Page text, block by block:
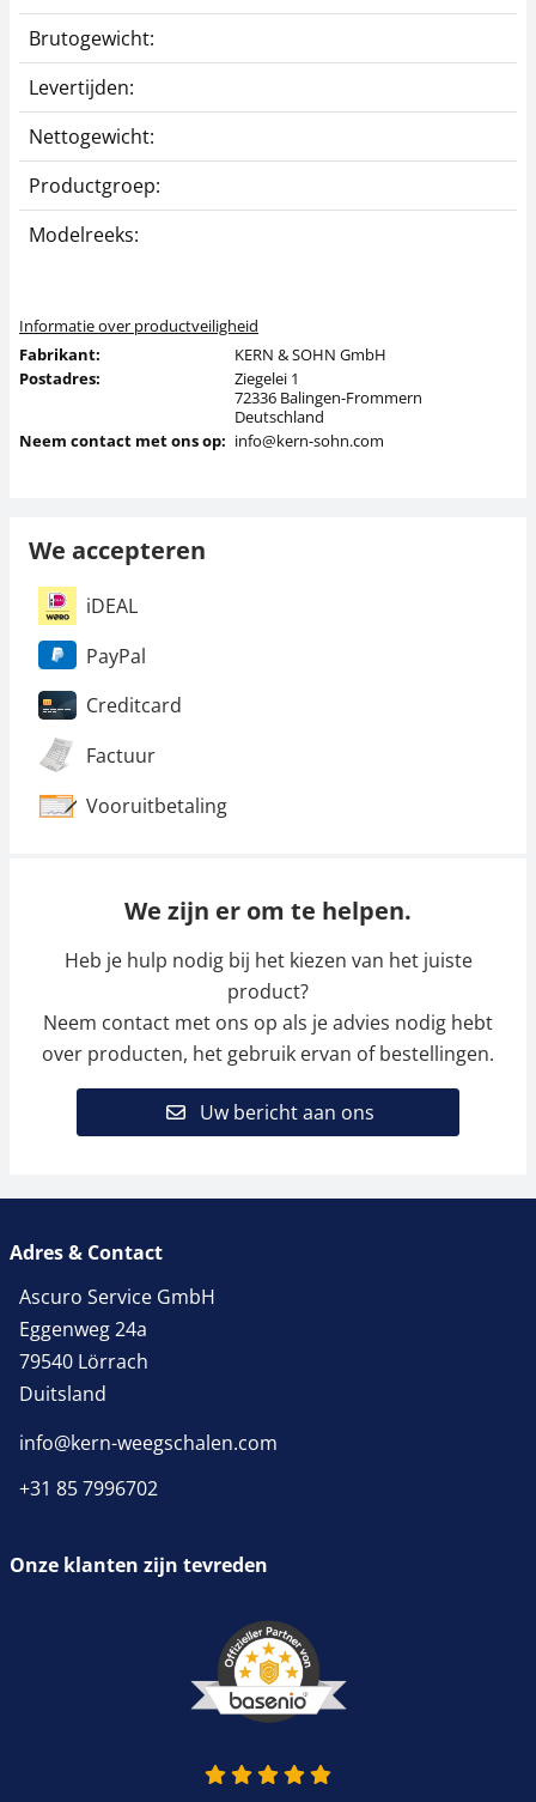
Brutogewicht:
Levertijden:
Nettogewicht:
Productgroep:
Modelreeks:
Informatie over productveiligheid
Fabrikant:
KERN & SOHN GmbH
Postadres:
Ziegelei 1
72336 Balingen-Frommern
Deutschland
Neem contact met ons op: info@kern-sohn.com
We accepteren
iDEAL
PayPal
Creditcard
Factuur
Vooruitbetaling
We zijn er om te helpen.
Heb je hulp nodig bij het kiezen van het juiste
product?
Neem contact met ons op als je advies nodig hebt
over producten, het gebruik ervan of bestellingen.
Uw bericht aan ons
Adres & Contact
Ascuro Service GmbH
Eggenweg 24a
79540 Lörrach
Duitsland
info@kern-weegschalen.com
+31 85 7996702
Onze klanten zijn tevreden